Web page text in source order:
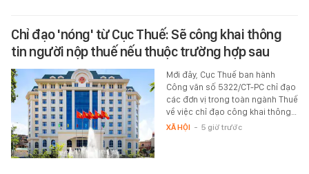
Chỉ đạo 'nóng' từ Cục Thuế: Sẽ công khai thông
tin người nộp thuế nếu thuộc trường hợp sau
Mới đây, Cục Thuế ban hành
Công văn số 5322/CT-PC chỉ đạo
các đơn vị trong toàn ngành Thuế
về việc chỉ đạo công khai thông…
XÃ HỘI - 5 giờ trước